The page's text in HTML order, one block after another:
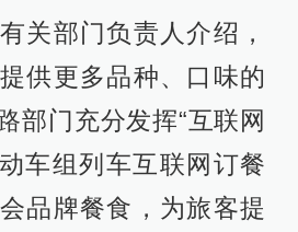
关部门负责人介绍，
供更多品种、口味的
部门充分发挥“互联网
车组列车互联网订餐
品牌餐食，为旅客提